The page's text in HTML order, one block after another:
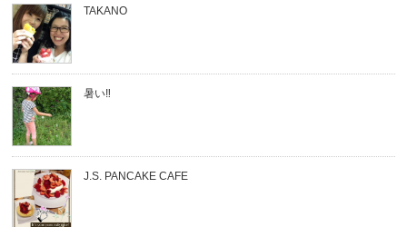
TAKANO
暑い‼︎
J.S. PANCAKE CAFE